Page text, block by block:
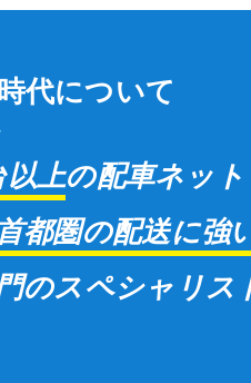
代について
以上の配車ネッ
都圏の配送に強い
のスペシャリス